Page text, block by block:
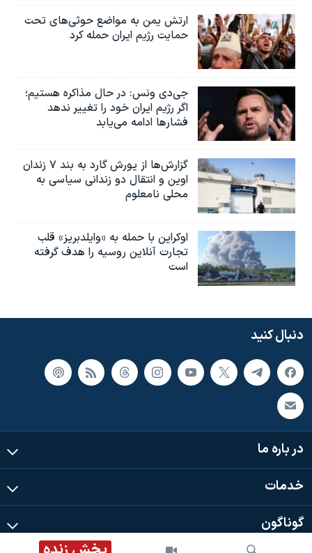
ارتش یمن به مواضع حوثی‌های تحت
حمایت رژیم ایران حمله کرد
جی‌دی ونس: در حال مذاکره هستیم؛
اگر رژیم ایران خود را تغییر ندهد
فشارها ادامه می‌یابد
گزارش‌ها از یورش گارد به بند ۷ زندان
اوین و انتقال دو زندانی سیاسی به
محلی نامعلوم
اوکراین با حمله به «وایلدبریز» قلب
تجارت آنلاین روسیه را هدف گرفته
است
دنبال کنید
در باره ما
خدمات
گوناگون